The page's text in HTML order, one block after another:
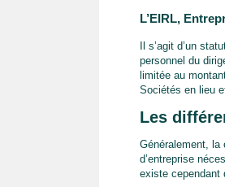
L’EIRL,
Il s’agit d’un
personnel du
limitée au
Sociétés en lieu
Les
Généralement, la
d’entreprise
existe